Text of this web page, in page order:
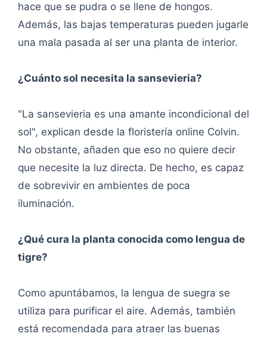
hace que se pudra o se llene de hongos.
Además, las bajas temperaturas pueden jugarle
una mala pasada al ser una planta de interior.
¿Cuánto sol necesita la sansevieria?
"La sansevieria es una amante incondicional del
sol", explican desde la floristería online Colvin.
No obstante, añaden que eso no quiere decir
que necesite la luz directa. De hecho, es capaz
de sobrevivir en ambientes de poca
iluminación.
¿Qué cura la planta conocida como lengua de
tigre?
Como apuntábamos, la lengua de suegra se
utiliza para purificar el aire. Además, también
está recomendada para atraer las buenas